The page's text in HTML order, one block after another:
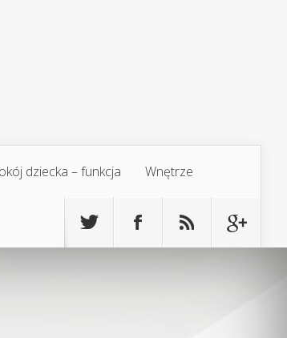
dziecka – funkcja Wnętrze